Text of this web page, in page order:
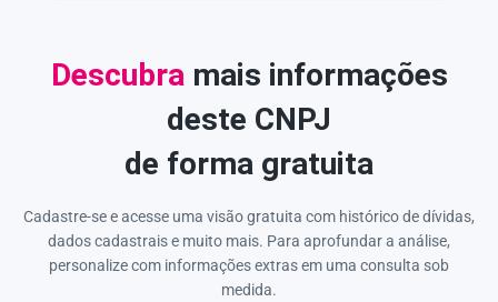
Descubramais informações
deste CNPJ
de forma gratuita
Cadastre-se e acesse uma visão gratuita com histórico de dívidas,
dados cadastrais e muito mais. Para aprofundar a análise,
personalize com informações extras em uma consulta sob
medida.